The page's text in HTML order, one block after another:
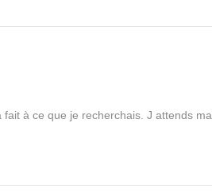
à ce que je recherchais. J attends